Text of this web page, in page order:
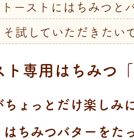
ーストにはちみつと
試していただきたい
ト専用はちみつ
ょっとだけ楽しみ
はちみつバターをた